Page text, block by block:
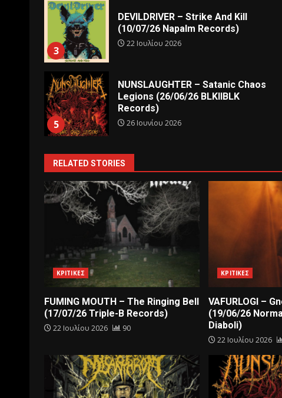
3
DEVILDRIVER – Strike And Kill
(10/07/26 Napalm Records)
22 Ιουλίου 2026
5
NUNSLAUGHTER – Satanic Chaos
Legions (26/06/26 BLKIIBLK
Records)
26 Ιουνίου 2026
RELATED STORIES
ΚΡΙΤΙΚΕΣ
FUMING MOUTH – The Ringing Bell
(17/07/26 Triple-B Records)
22 Ιουλίου 2026 90
ΚΡΙΤΙΚΕΣ
VAFURLOGI –
(19/06/26
Diaboli)
22 Ιουλίου 2026